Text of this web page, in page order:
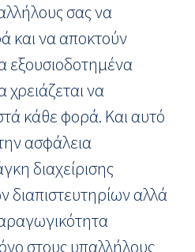
σας να
και να αποκτούν
εξουσιοδοτημένα
να
κάθε φορά. Και αυτό
ασφάλεια
διαχείρισης
αλλά
στους υπαλλήλους